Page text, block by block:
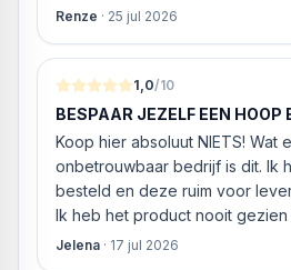
werd. ‘s Ochtends even gebeld met de
geïnstalleerd kan worden. Dit
alleszins concurrente prijzen.
medewerker gaf aan dat, als
website gingen bestellen en
ging doen om ‘s middags nog
bleken geen loze woorden: om
Neff vaatwasser geleverd en ver
Renze · 25 jul 2026
1,0/10
BESPAAR JEZELF EEN HOOP
HIER NIETS!
Koop hier absoluut NIETS! Wat
onbetrouwbaar bedrijf is dit. Ik
besteld en deze ruim voor
Ik heb het product nooit gezien
weigeren ze gewoon om mijn
Jelena · 17 jul 2026